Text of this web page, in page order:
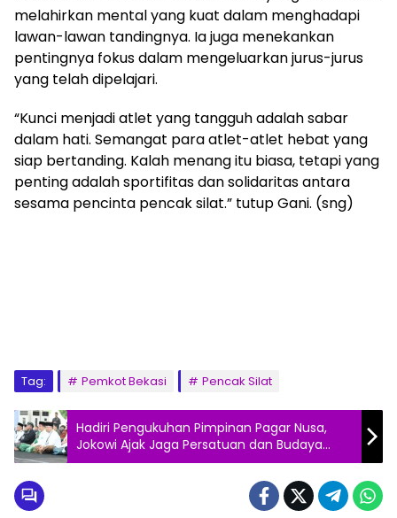
melahirkan mental yang kuat dalam menghadapi
lawan-lawan tandingnya. Ia juga menekankan
pentingnya fokus dalam mengeluarkan jurus-jurus
yang telah dipelajari.
“Kunci menjadi atlet yang tangguh adalah sabar
dalam hati. Semangat para atlet-atlet hebat yang
siap bertanding. Kalah menang itu biasa, tetapi yang
penting adalah sportifitas dan solidaritas antara
sesama pencinta pencak silat.” tutup Gani. (sng)
Tag: Pemkot Bekasi Pencak Silat
Hadiri Pengukuhan Pimpinan Pagar Nusa,
Jokowi Ajak Jaga Persatuan dan Budaya
Nusantara